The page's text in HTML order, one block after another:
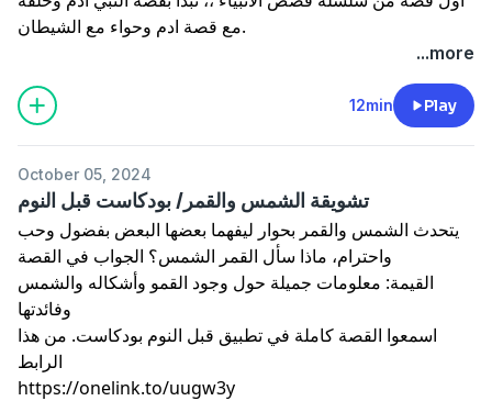
مع قصة ادم وحواء مع الشيطان.
https://onelink.to/uugw3y
...more
12min Play
October 05, 2024
تشويقة الشمس والقمر/ بودكاست قبل النوم
يتحدث الشمس والقمر بحوار ليفهما بعضها البعض بفضول وحب
واحترام، ماذا سأل القمر الشمس؟ الجواب في القصة
القيمة: معلومات جميلة حول وجود القمو وأشكاله والشمس
وفائدتها
اسمعوا القصة كاملة في تطبيق قبل النوم بودكاست. من هذا
الرابط
https://onelink.to/uugw3y